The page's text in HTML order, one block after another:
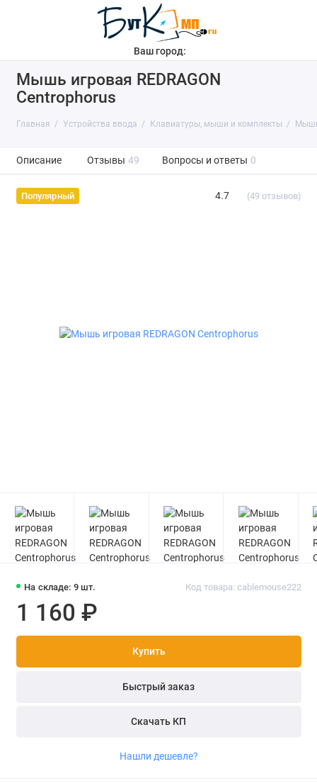
Ваш город:
Мышь игровая REDRAGON
Centrophorus
Главная Устройства ввода Клавиатуры, мыши и комплекты
Описание Отзывы 49 Вопросы и ответы 0
Популярный 4.7 (49 отзывов)
На складе: 9 шт. Код товара: cablemouse222
1 160 ₽
Купить
Быстрый заказ
Скачать КП
Нашли дешевле?